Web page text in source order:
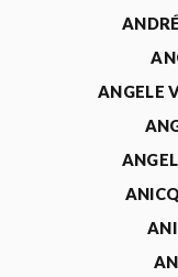
ANGELE